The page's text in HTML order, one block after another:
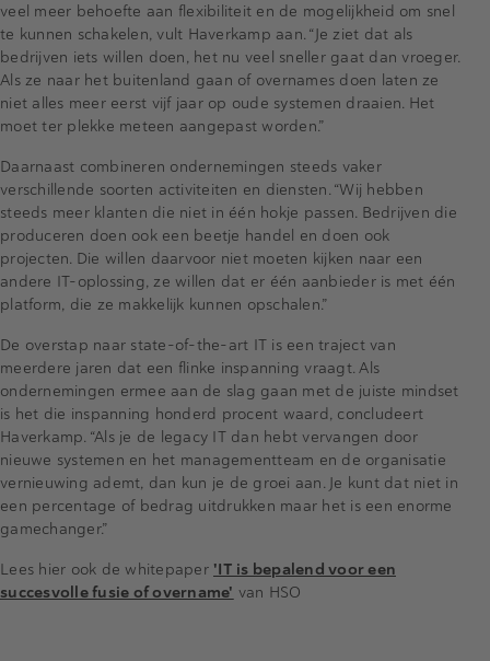
veel meer behoefte aan flexibiliteit en de mogelijkheid om snel
te kunnen schakelen, vult Haverkamp aan. “Je ziet dat als
bedrijven iets willen doen, het nu veel sneller gaat dan vroeger.
Als ze naar het buitenland gaan of overnames doen laten ze
niet alles meer eerst vijf jaar op oude systemen draaien. Het
moet ter plekke meteen aangepast worden.”
Daarnaast combineren ondernemingen steeds vaker
verschillende soorten activiteiten en diensten. “Wij hebben
steeds meer klanten die niet in één hokje passen. Bedrijven die
produceren doen ook een beetje handel en doen ook
projecten. Die willen daarvoor niet moeten kijken naar een
andere IT-oplossing, ze willen dat er één aanbieder is met één
platform, die ze makkelijk kunnen opschalen.”
De overstap naar state-of-the-art IT is een traject van
meerdere jaren dat een flinke inspanning vraagt. Als
ondernemingen ermee aan de slag gaan met de juiste mindset
is het die inspanning honderd procent waard, concludeert
Haverkamp. “Als je de legacy IT dan hebt vervangen door
nieuwe systemen en het managementteam en de organisatie
vernieuwing ademt, dan kun je de groei aan. Je kunt dat niet in
een percentage of bedrag uitdrukken maar het is een enorme
gamechanger.”
Lees hier ook de whitepaper 'IT is bepalend voor een
succesvolle fusie of overname' van HSO